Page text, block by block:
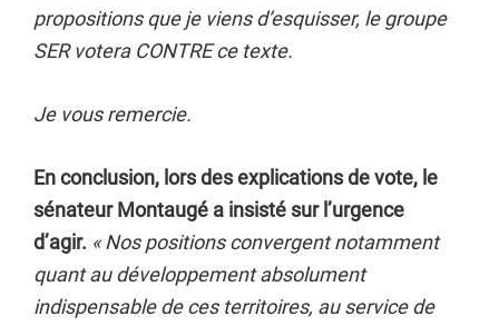
propositions que je viens d’esquisser, le groupe
SER votera CONTRE ce texte.
Je vous remercie.
En conclusion, lors des explications de vote, le
sénateur Montaugé a insisté sur l’urgence
d’agir. « Nos positions convergent notamment
quant au développement absolument
indispensable de ces territoires, au service de